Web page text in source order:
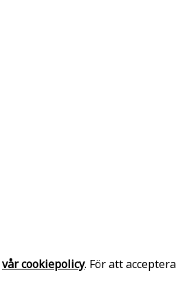
vår cookiepolicy. För att acceptera